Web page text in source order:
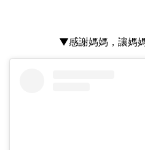
▼感謝媽媽，讓媽